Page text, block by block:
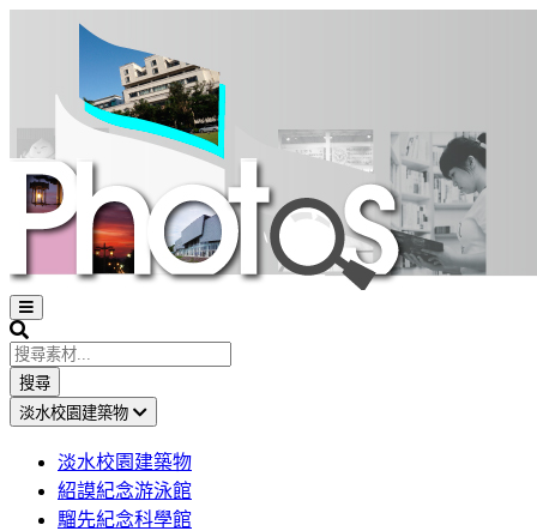
Open
sidebar
Search
搜尋
淡水校園建築物
淡水校園建築物
紹謨紀念游泳館
騮先紀念科學館